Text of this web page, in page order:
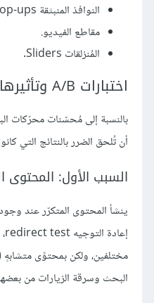
النوافذ المنبثقة pop-ups.
مقاطع الفيديو.
المُنزلقات Sliders.
اختبارات A/B وتأثيرها على محسنات محركات البحث
أن تُلحق الضرر بالنتائج التي
السبب الأول: المحتوى
مختلفين، ولكن بمحتوًى متشابهٍ
البحث وسرقة الزيارات من